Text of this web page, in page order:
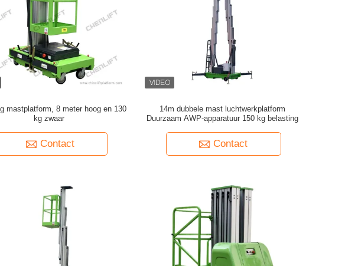
mastplatform, 8 meter hoog en 130
kg zwaar
Contact
14m dubbele mast luchtwerkplatform
Duurzaam AWP-apparatuur 150 kg belasting
Contact